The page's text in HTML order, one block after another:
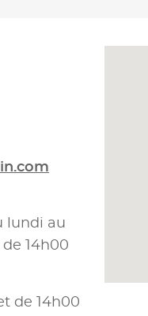
au
14h00
de 14h00